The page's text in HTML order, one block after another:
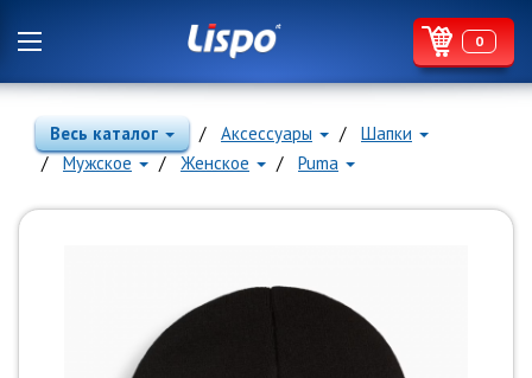
0
Весь каталог Аксессуары
Шапки
Мужское
Женское Puma